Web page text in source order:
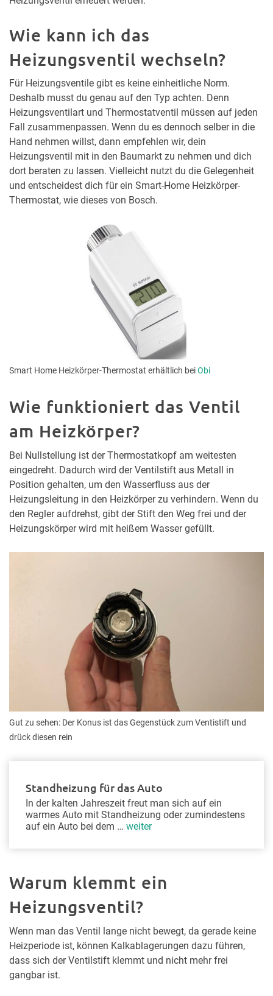
Wie kann ich das
Heizungsventil wechseln?
Für Heizungsventile gibt es keine einheitliche Norm.
Deshalb musst du genau auf den Typ achten. Denn
Heizungsventilart und Thermostatventil müssen auf jeden
Fall zusammenpassen. Wenn du es dennoch selber in die
Hand nehmen willst, dann empfehlen wir, dein
Heizungsventil mit in den Baumarkt zu nehmen und dich
dort beraten zu lassen. Vielleicht nutzt du die Gelegenheit
und entscheidest dich für ein Smart-Home Heizkörper-
Thermostat, wie dieses von Bosch.
Smart Home Heizkörper-Thermostat erhältlich beiObi
Wie funktioniert das Ventil
am Heizkörper?
Bei Nullstellung ist der Thermostatkopf am weitesten
eingedreht. Dadurch wird der Ventilstift aus Metall in
Position gehalten, um den Wasserfluss aus der
Heizungsleitung in den Heizkörper zu verhindern. Wenn du
den Regler aufdrehst, gibt der Stift den Weg frei und der
Heizungskörper wird mit heißem Wasser gefüllt.
Gut zu sehen: Der Konus ist das Gegenstück zum Ventistift und
drück diesen rein
Standheizung für das Auto
In der kalten Jahreszeit freut man sich auf ein
warmes Auto mit Standheizung oder zumindestens
auf ein Auto bei dem … weiter
Warum klemmt ein
Heizungsventil?
Wenn man das Ventil lange nicht bewegt, da gerade keine
Heizperiode ist, können Kalkablagerungen dazu führen,
dass sich der Ventilstift klemmt und nicht mehr frei
gangbar ist.